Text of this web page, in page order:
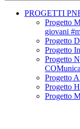
PROGETTI
Progetto
giovani
Progetto
Progetto
Progetto
Progetto
Progetto
Progetto